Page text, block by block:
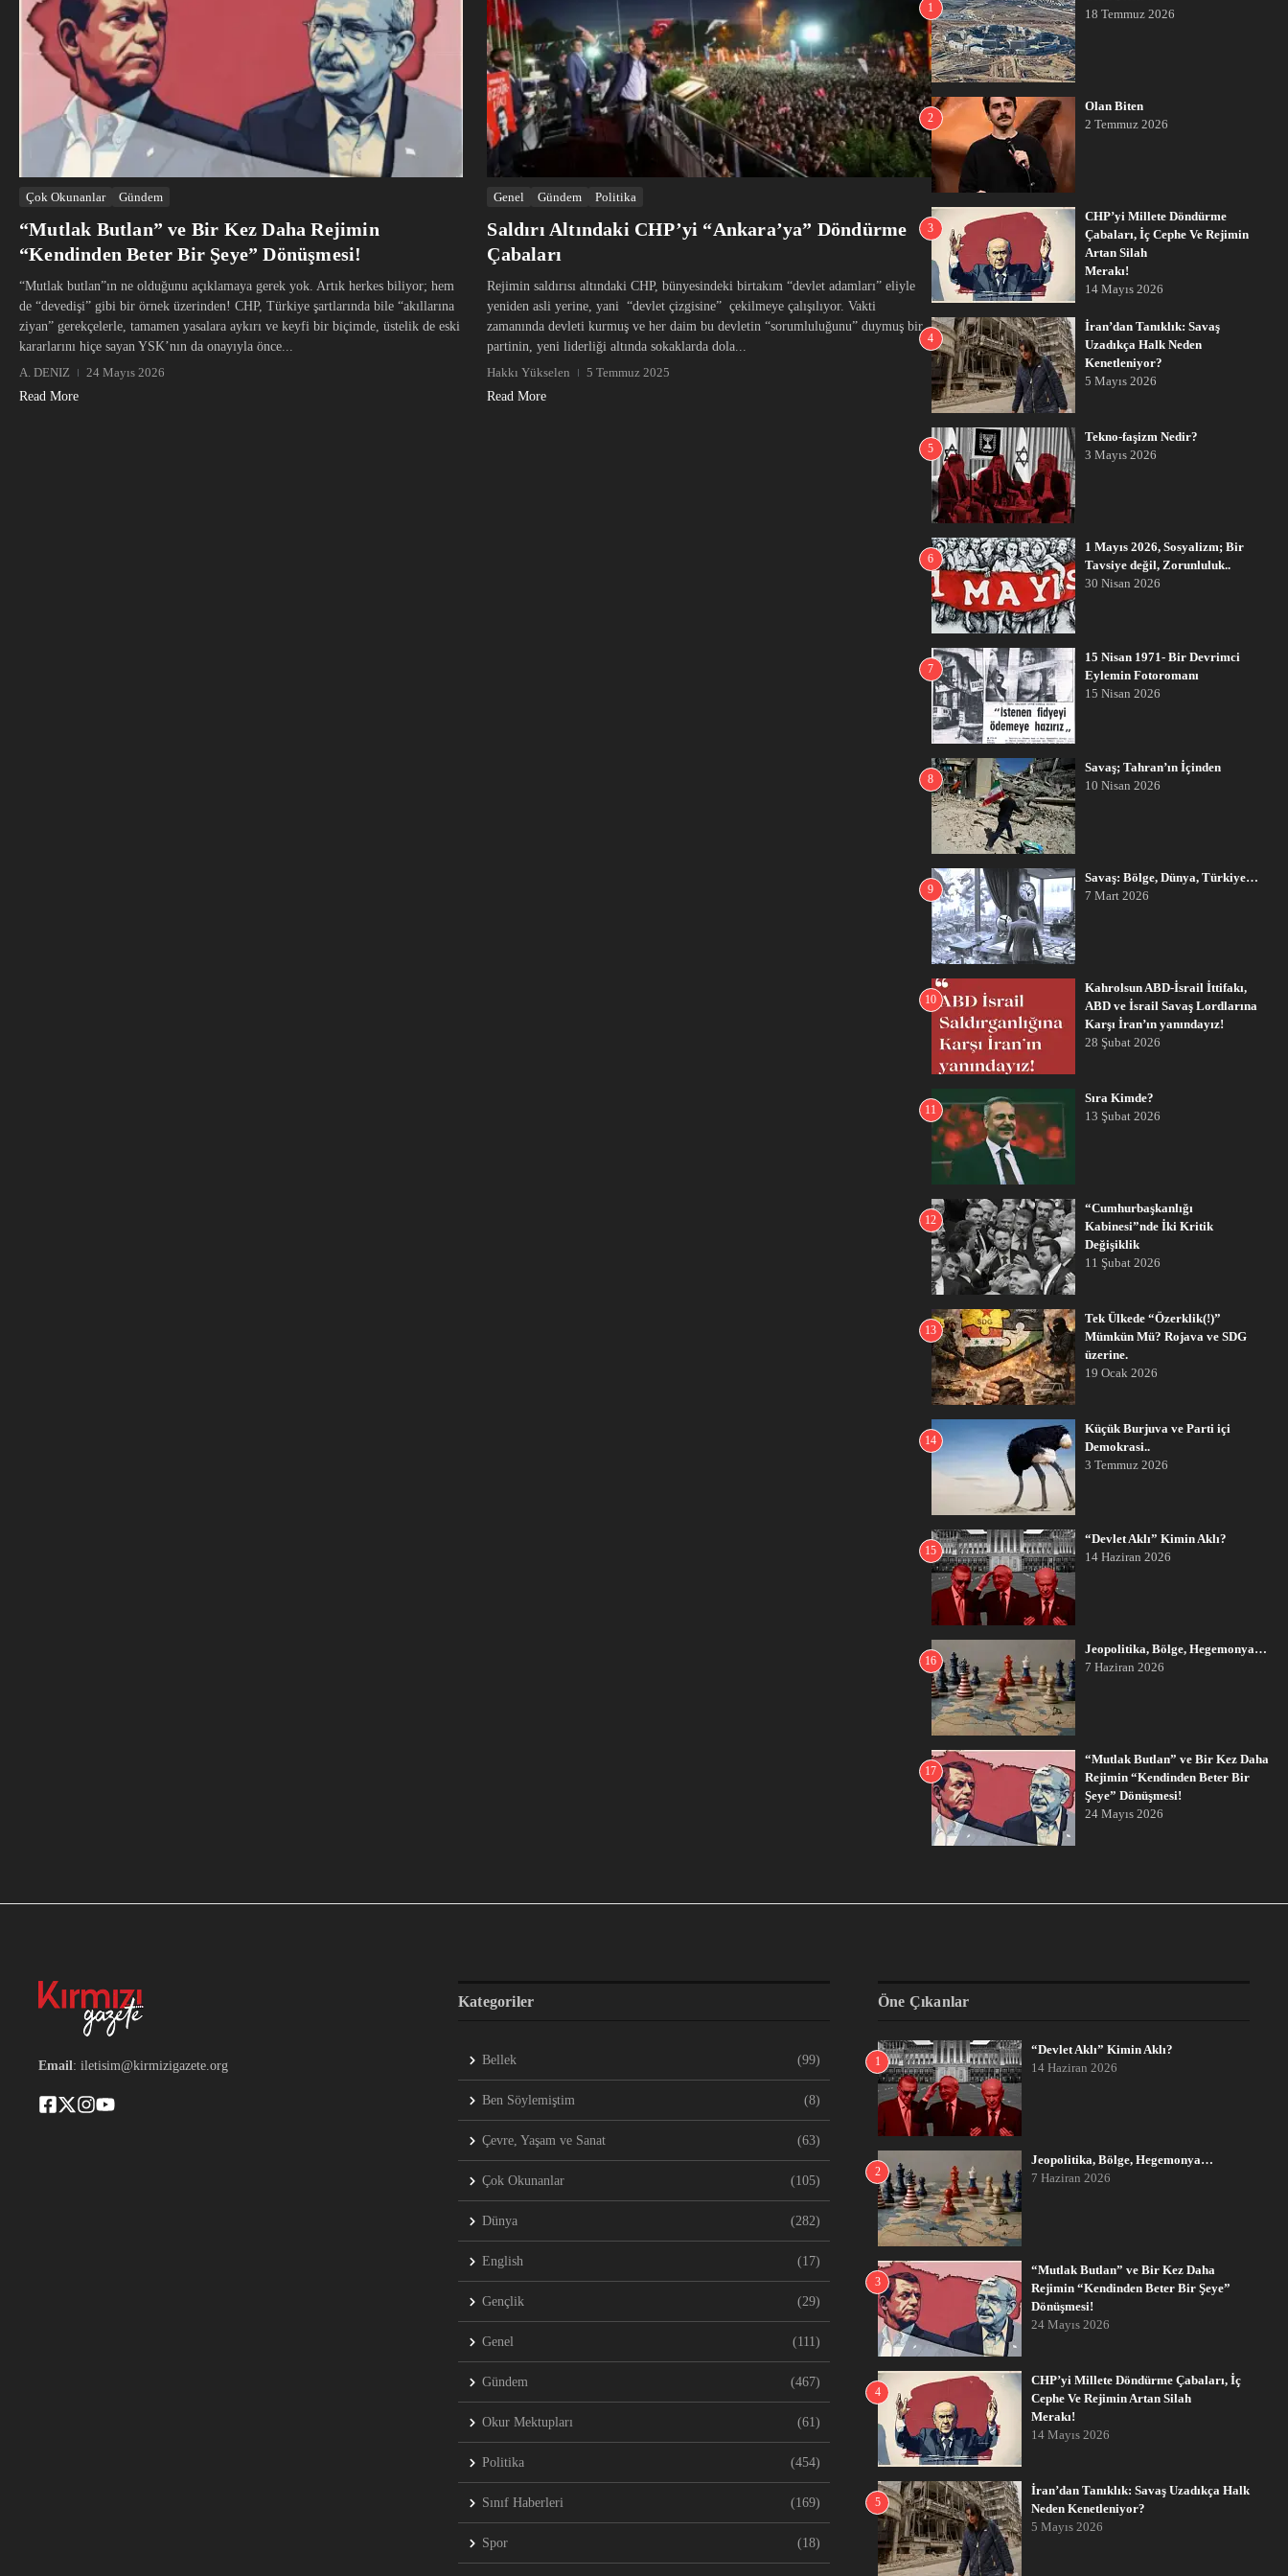
Çok Okunanlar Gündem
“Mutlak Butlan” ve Bir Kez Daha Rejimin
“Kendinden Beter Bir Şeye” Dönüşmesi!
“Mutlak butlan”ın ne olduğunu açıklamaya gerek yok. Artık herkes biliyor; hem
de “devedişi” gibi bir örnek üzerinden! CHP, Türkiye şartlarında bile “akıllarına
ziyan” gerekçelerle, tamamen yasalara aykırı ve keyfi bir biçimde, üstelik de eski
kararlarını hiçe sayan YSK’nın da onayıyla önce...
A. DENIZ
24 Mayıs 2026
Read More
Genel Gündem Politika
Saldırı Altındaki CHP’yi “Ankara’ya” Döndürme
Çabaları
Rejimin saldırısı altındaki CHP, bünyesindeki birtakım “devlet adamları” eliyle
yeniden asli yerine, yani “devlet çizgisine” çekilmeye çalışılıyor. Vakti
zamanında devleti kurmuş ve her daim bu devletin “sorumluluğunu” duymuş bir
partinin, yeni liderliği altında sokaklarda dola...
Hakkı Yükselen
5 Temmuz 2025
Read More
1
18 Temmuz 2026
2
Olan Biten
2 Temmuz 2026
3
CHP’yi Millete Döndürme
Çabaları, İç Cephe Ve Rejimin
Artan Silah
Merakı!
14 Mayıs 2026
4
İran’dan Tanıklık: Savaş
Uzadıkça Halk Neden
Kenetleniyor?
5 Mayıs 2026
5
Tekno-faşizm Nedir?
3 Mayıs 2026
6
1 Mayıs 2026, Sosyalizm; Bir
Tavsiye değil, Zorunluluk..
30 Nisan 2026
7
15 Nisan 1971- Bir Devrimci
Eylemin Fotoromanı
15 Nisan 2026
8
Savaş; Tahran’ın İçinden
10 Nisan 2026
9
Savaş: Bölge, Dünya, Türkiye…
7 Mart 2026
10
Kahrolsun ABD-İsrail İttifakı,
ABD ve İsrail Savaş Lordlarına
Karşı İran’ın yanındayız!
28 Şubat 2026
11
Sıra Kimde?
13 Şubat 2026
12
“Cumhurbaşkanlığı
Kabinesi”nde İki Kritik
Değişiklik
11 Şubat 2026
13
Tek Ülkede “Özerklik(!)”
Mümkün Mü? Rojava ve SDG
üzerine.
19 Ocak 2026
14
Küçük Burjuva ve Parti içi
Demokrasi..
3 Temmuz 2026
15
“Devlet Aklı” Kimin Aklı?
14 Haziran 2026
16
Jeopolitika, Bölge, Hegemonya…
7 Haziran 2026
17
“Mutlak Butlan” ve Bir Kez Daha
Rejimin “Kendinden Beter Bir
Şeye” Dönüşmesi!
24 Mayıs 2026
Email: iletisim@kirmizigazete.org
Kategoriler
Bellek (99)
Ben Söylemiştim (8)
Çevre, Yaşam ve Sanat (63)
Çok Okunanlar (105)
Dünya (282)
English (17)
Gençlik (29)
Genel (111)
Gündem (467)
Okur Mektupları (61)
Politika (454)
Sınıf Haberleri (169)
Spor (18)
Öne Çıkanlar
1
“Devlet Aklı” Kimin Aklı?
14 Haziran 2026
2
Jeopolitika, Bölge, Hegemonya…
7 Haziran 2026
3
“Mutlak Butlan” ve Bir Kez Daha
Rejimin “Kendinden Beter Bir Şeye”
Dönüşmesi!
24 Mayıs 2026
4
CHP’yi Millete Döndürme Çabaları, İç
Cephe Ve Rejimin Artan Silah
Merakı!
14 Mayıs 2026
5
İran’dan Tanıklık: Savaş Uzadıkça Halk
Neden Kenetleniyor?
5 Mayıs 2026